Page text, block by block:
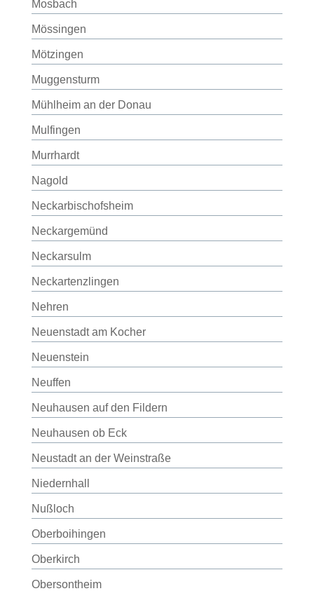
Mosbach
Mössingen
Mötzingen
Muggensturm
Mühlheim an der Donau
Mulfingen
Murrhardt
Nagold
Neckarbischofsheim
Neckargemünd
Neckarsulm
Neckartenzlingen
Nehren
Neuenstadt am Kocher
Neuenstein
Neuffen
Neuhausen auf den Fildern
Neuhausen ob Eck
Neustadt an der Weinstraße
Niedernhall
Nußloch
Oberboihingen
Oberkirch
Obersontheim